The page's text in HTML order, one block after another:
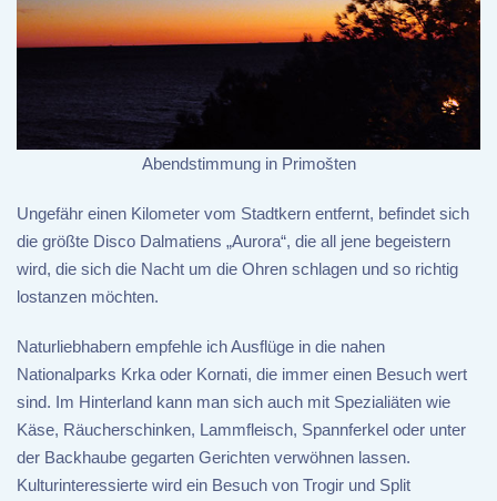
Abendstimmung in Primošten
Ungefähr einen Kilometer vom Stadtkern entfernt, befindet sich
die größte Disco Dalmatiens „Aurora“, die all jene begeistern
wird, die sich die Nacht um die Ohren schlagen und so richtig
lostanzen möchten.
Naturliebhabern empfehle ich Ausflüge in die nahen
Nationalparks Krka oder Kornati, die immer einen Besuch wert
sind. Im Hinterland kann man sich auch mit Spezialiäten wie
Käse, Räucherschinken, Lammfleisch, Spannferkel oder unter
der Backhaube gegarten Gerichten verwöhnen lassen.
Kulturinteressierte wird ein Besuch von Trogir und Split